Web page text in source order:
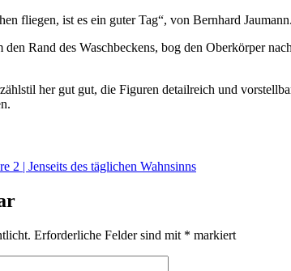
fliegen, ist es ein guter Tag“, von Bernhard
Rand des Waschbeckens, bog den Oberkörper
her gut gut, die Figuren detailreich und
2 | Jenseits des täglichen Wahnsinns
Erforderliche Felder sind mit * markiert